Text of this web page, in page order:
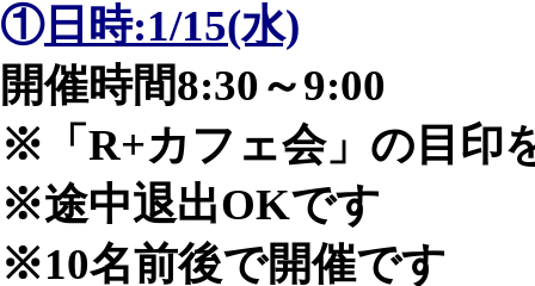
①日時:1/15(水)
開催時間8:30～9:00
※「R+カフェ会」の目印
※途中退出OKです
※10名前後で開催です